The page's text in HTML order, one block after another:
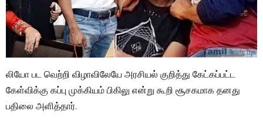
லியோ பட வெற்றி விழாவிலேயே அரசியல் குறித்து கேட்கப்பட்ட
கேள்விக்கு கப்பு முக்கியம் பிகிலு என்று கூறி சூசகமாக தனது
பதிலை அளித்தார்.